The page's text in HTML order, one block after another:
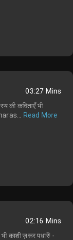
03:27 Mins
की कविताएँ भी
Read More
02:16 Mins
काशी ज़रूर पधारें! -